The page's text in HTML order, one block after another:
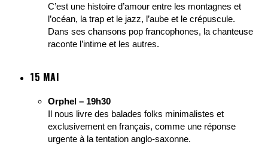
C’est une histoire d’amour entre les montagnes et
l’océan, la trap et le jazz, l’aube et le crépuscule.
Dans ses chansons pop francophones, la chanteuse
raconte l’intime et les autres.
15 MAI
Orphel – 19h30
Il nous livre des balades folks minimalistes et
exclusivement en français, comme une réponse
urgente à la tentation anglo-saxonne.